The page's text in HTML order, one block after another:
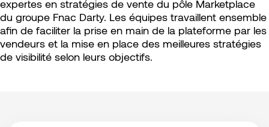
expertes en stratégies de vente du pôle Marketplace
du groupe Fnac Darty. Les équipes travaillent ensemble
afin de faciliter la prise en main de la plateforme par les
vendeurs et la mise en place des meilleures stratégies
de visibilité selon leurs objectifs.